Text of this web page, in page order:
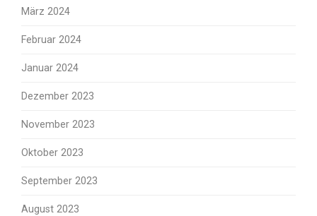
März 2024
Februar 2024
Januar 2024
Dezember 2023
November 2023
Oktober 2023
September 2023
August 2023